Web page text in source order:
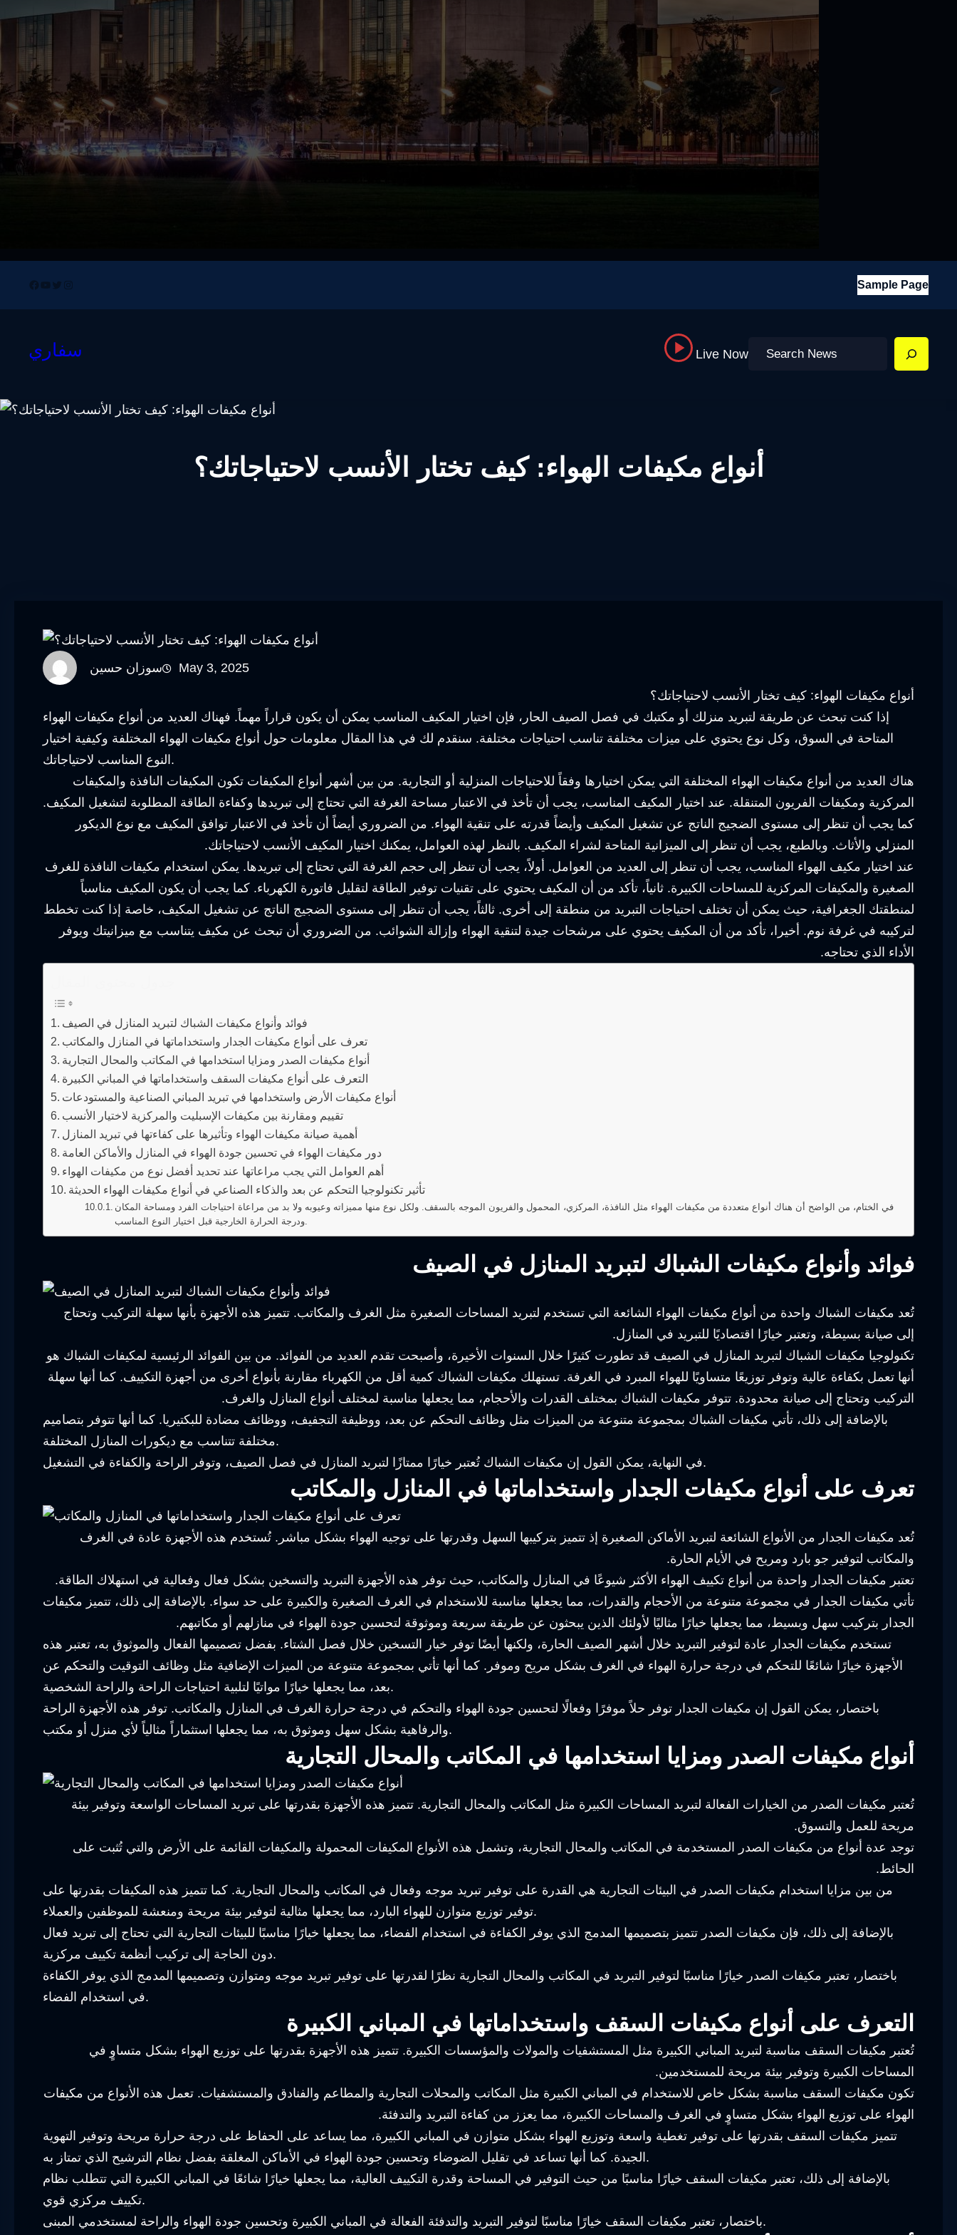
Facebook
YouTube
TwitterInstagram Sample Page
سفاري Live Now Search
أنواع مكيفات الهواء: كيف تختار الأنسب لاحتياجاتك؟
سوزان حسين
May 3, 2025
أنواع مكيفات الهواء: كيف تختار الأنسب لاحتياجاتك؟
إذا كنت تبحث عن طريقة لتبريد منزلك أو مكتبك في فصل الصيف الحار، فإن اختيار المكيف المناسب يمكن أن يكون قراراً مهماً. فهناك العديد من أنواع مكيفات الهواء
المتاحة في السوق، وكل نوع يحتوي على ميزات مختلفة تناسب احتياجات مختلفة. سنقدم لك في هذا المقال معلومات حول أنواع مكيفات الهواء المختلفة وكيفية اختيار
النوع المناسب لاحتياجاتك.
هناك العديد من أنواع مكيفات الهواء المختلفة التي يمكن اختيارها وفقاً للاحتياجات المنزلية أو التجارية. من بين أشهر أنواع المكيفات تكون المكيفات النافذة والمكيفات
المركزية ومكيفات الفريون المتنقلة. عند اختيار المكيف المناسب، يجب أن تأخذ في الاعتبار مساحة الغرفة التي تحتاج إلى تبريدها وكفاءة الطاقة المطلوبة لتشغيل المكيف.
كما يجب أن تنظر إلى مستوى الضجيج الناتج عن تشغيل المكيف وأيضاً قدرته على تنقية الهواء. من الضروري أيضاً أن تأخذ في الاعتبار توافق المكيف مع نوع الديكور
المنزلي والأثاث. وبالطبع، يجب أن تنظر إلى الميزانية المتاحة لشراء المكيف. بالنظر لهذه العوامل، يمكنك اختيار المكيف الأنسب لاحتياجاتك.
عند اختيار مكيف الهواء المناسب، يجب أن تنظر إلى العديد من العوامل. أولاً، يجب أن تنظر إلى حجم الغرفة التي تحتاج إلى تبريدها. يمكن استخدام مكيفات النافذة للغرف
الصغيرة والمكيفات المركزية للمساحات الكبيرة. ثانياً، تأكد من أن المكيف يحتوي على تقنيات توفير الطاقة لتقليل فاتورة الكهرباء. كما يجب أن يكون المكيف مناسباً
لمنطقتك الجغرافية، حيث يمكن أن تختلف احتياجات التبريد من منطقة إلى أخرى. ثالثاً، يجب أن تنظر إلى مستوى الضجيج الناتج عن تشغيل المكيف، خاصة إذا كنت تخطط
لتركيبه في غرفة نوم. أخيرا، تأكد من أن المكيف يحتوي على مرشحات جيدة لتنقية الهواء وإزالة الشوائب. من الضروري أن تبحث عن مكيف يتناسب مع ميزانيتك ويوفر
الأداء الذي تحتاجه.
فوائد وأنواع مكيفات الشباك لتبريد المنازل في الصيف
تعرف على أنواع مكيفات الجدار واستخداماتها في المنازل والمكاتب
أنواع مكيفات الصدر ومزايا استخدامها في المكاتب والمحال التجارية
التعرف على أنواع مكيفات السقف واستخداماتها في المباني الكبيرة
أنواع مكيفات الأرض واستخدامها في تبريد المباني الصناعية والمستودعات
تقييم ومقارنة بين مكيفات الإسبليت والمركزية لاختيار الأنسب
أهمية صيانة مكيفات الهواء وتأثيرها على كفاءتها في تبريد المنازل
دور مكيفات الهواء في تحسين جودة الهواء في المنازل والأماكن العامة
أهم العوامل التي يجب مراعاتها عند تحديد أفضل نوع من مكيفات الهواء
تأثير تكنولوجيا التحكم عن بعد والذكاء الصناعي في أنواع مكيفات الهواء الحديثة
في الختام، من الواضح أن هناك أنواع متعددة من مكيفات الهواء مثل النافذة، المركزي، المحمول والفريون الموجه بالسقف. ولكل نوع منها مميزاته وعيوبه ولا بد من مراعاة احتياجات الفرد ومساحة المكان
ودرجة الحرارة الخارجية قبل اختيار النوع المناسب.
فوائد وأنواع مكيفات الشباك لتبريد المنازل في الصيف
تُعد مكيفات الشباك واحدة من أنواع مكيفات الهواء الشائعة التي تستخدم لتبريد المساحات الصغيرة مثل الغرف والمكاتب. تتميز هذه الأجهزة بأنها سهلة التركيب وتحتاج
إلى صيانة بسيطة، وتعتبر خيارًا اقتصاديًا للتبريد في المنازل.
تكنولوجيا مكيفات الشباك لتبريد المنازل في الصيف قد تطورت كثيرًا خلال السنوات الأخيرة، وأصبحت تقدم العديد من الفوائد. من بين الفوائد الرئيسية لمكيفات الشباك هو
أنها تعمل بكفاءة عالية وتوفر توزيعًا متساويًا للهواء المبرد في الغرفة. تستهلك مكيفات الشباك كمية أقل من الكهرباء مقارنة بأنواع أخرى من أجهزة التكييف. كما أنها سهلة
التركيب وتحتاج إلى صيانة محدودة. تتوفر مكيفات الشباك بمختلف القدرات والأحجام، مما يجعلها مناسبة لمختلف أنواع المنازل والغرف.
بالإضافة إلى ذلك، تأتي مكيفات الشباك بمجموعة متنوعة من الميزات مثل وظائف التحكم عن بعد، ووظيفة التجفيف، ووظائف مضادة للبكتيريا. كما أنها تتوفر بتصاميم
مختلفة تتناسب مع ديكورات المنازل المختلفة.
في النهاية، يمكن القول إن مكيفات الشباك تُعتبر خيارًا ممتازًا لتبريد المنازل في فصل الصيف، وتوفر الراحة والكفاءة في التشغيل.
تعرف على أنواع مكيفات الجدار واستخداماتها في المنازل والمكاتب
تُعد مكيفات الجدار من الأنواع الشائعة لتبريد الأماكن الصغيرة إذ تتميز بتركيبها السهل وقدرتها على توجيه الهواء بشكل مباشر. تُستخدم هذه الأجهزة عادة في الغرف
والمكاتب لتوفير جو بارد ومريح في الأيام الحارة.
تعتبر مكيفات الجدار واحدة من أنواع تكييف الهواء الأكثر شيوعًا في المنازل والمكاتب، حيث توفر هذه الأجهزة التبريد والتسخين بشكل فعال وفعالية في استهلاك الطاقة.
تأتي مكيفات الجدار في مجموعة متنوعة من الأحجام والقدرات، مما يجعلها مناسبة للاستخدام في الغرف الصغيرة والكبيرة على حد سواء. بالإضافة إلى ذلك، تتميز مكيفات
الجدار بتركيب سهل وبسيط، مما يجعلها خيارًا مثاليًا لأولئك الذين يبحثون عن طريقة سريعة وموثوقة لتحسين جودة الهواء في منازلهم أو مكاتبهم.
تستخدم مكيفات الجدار عادة لتوفير التبريد خلال أشهر الصيف الحارة، ولكنها أيضًا توفر خيار التسخين خلال فصل الشتاء. بفضل تصميمها الفعال والموثوق به، تعتبر هذه
الأجهزة خيارًا شائعًا للتحكم في درجة حرارة الهواء في الغرف بشكل مريح وموفر. كما أنها تأتي بمجموعة متنوعة من الميزات الإضافية مثل وظائف التوقيت والتحكم عن
بعد، مما يجعلها خيارًا مواتيًا لتلبية احتياجات الراحة والراحة الشخصية.
باختصار، يمكن القول إن مكيفات الجدار توفر حلاً موفرًا وفعالًا لتحسين جودة الهواء والتحكم في درجة حرارة الغرف في المنازل والمكاتب. توفر هذه الأجهزة الراحة
والرفاهية بشكل سهل وموثوق به، مما يجعلها استثماراً مثالياً لأي منزل أو مكتب.
أنواع مكيفات الصدر ومزايا استخدامها في المكاتب والمحال التجارية
تُعتبر مكيفات الصدر من الخيارات الفعالة لتبريد المساحات الكبيرة مثل المكاتب والمحال التجارية. تتميز هذه الأجهزة بقدرتها على تبريد المساحات الواسعة وتوفير بيئة
مريحة للعمل والتسوق.
توجد عدة أنواع من مكيفات الصدر المستخدمة في المكاتب والمحال التجارية، وتشمل هذه الأنواع المكيفات المحمولة والمكيفات القائمة على الأرض والتي تُثبت على
الحائط.
من بين مزايا استخدام مكيفات الصدر في البيئات التجارية هي القدرة على توفير تبريد موجه وفعال في المكاتب والمحال التجارية. كما تتميز هذه المكيفات بقدرتها على
توفير توزيع متوازن للهواء البارد، مما يجعلها مثالية لتوفير بيئة مريحة ومنعشة للموظفين والعملاء.
بالإضافة إلى ذلك، فإن مكيفات الصدر تتميز بتصميمها المدمج الذي يوفر الكفاءة في استخدام الفضاء، مما يجعلها خيارًا مناسبًا للبيئات التجارية التي تحتاج إلى تبريد فعال
دون الحاجة إلى تركيب أنظمة تكييف مركزية.
باختصار، تعتبر مكيفات الصدر خيارًا مناسبًا لتوفير التبريد في المكاتب والمحال التجارية نظرًا لقدرتها على توفير تبريد موجه ومتوازن وتصميمها المدمج الذي يوفر الكفاءة
في استخدام الفضاء.
التعرف على أنواع مكيفات السقف واستخداماتها في المباني الكبيرة
تُعتبر مكيفات السقف مناسبة لتبريد المباني الكبيرة مثل المستشفيات والمولات والمؤسسات الكبيرة. تتميز هذه الأجهزة بقدرتها على توزيع الهواء بشكل متساوٍ في
المساحات الكبيرة وتوفير بيئة مريحة للمستخدمين.
تكون مكيفات السقف مناسبة بشكل خاص للاستخدام في المباني الكبيرة مثل المكاتب والمحلات التجارية والمطاعم والفنادق والمستشفيات. تعمل هذه الأنواع من مكيفات
الهواء على توزيع الهواء بشكل متساوٍ في الغرف والمساحات الكبيرة، مما يعزز من كفاءة التبريد والتدفئة.
تتميز مكيفات السقف بقدرتها على توفير تغطية واسعة وتوزيع الهواء بشكل متوازن في المباني الكبيرة، مما يساعد على الحفاظ على درجة حرارة مريحة وتوفير التهوية
الجيدة. كما أنها تساعد في تقليل الضوضاء وتحسين جودة الهواء في الأماكن المغلقة بفضل نظام الترشيح الذي تمتاز به.
بالإضافة إلى ذلك، تعتبر مكيفات السقف خيارًا مناسبًا من حيث التوفير في المساحة وقدرة التكييف العالية، مما يجعلها خيارًا شائعًا في المباني الكبيرة التي تتطلب نظام
تكييف مركزي قوي.
باختصار، تعتبر مكيفات السقف خيارًا مناسبًا لتوفير التبريد والتدفئة الفعالة في المباني الكبيرة وتحسين جودة الهواء والراحة لمستخدمي المبنى.